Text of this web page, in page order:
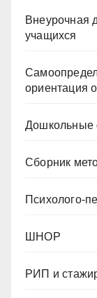
Внеурочная
учащихся
ориентация
Дошкольные
Сборник
Психолого-
ШНОР
РИП и